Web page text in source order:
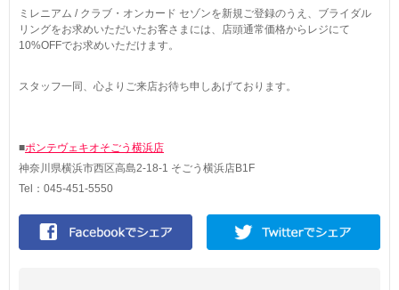
ミレニアム / クラブ・オンカード セゾンを新規ご登録のうえ、ブライダル
リングをお求めいただいたお客さまには、店頭通常価格からレジにて
10%OFFでお求めいただけます。
スタッフ一同、心よりご来店お待ち申しあげております。
■ポンテヴェキオそごう横浜店
神奈川県横浜市西区高島2-18-1 そごう横浜店B1F
Tel：045-451-5550